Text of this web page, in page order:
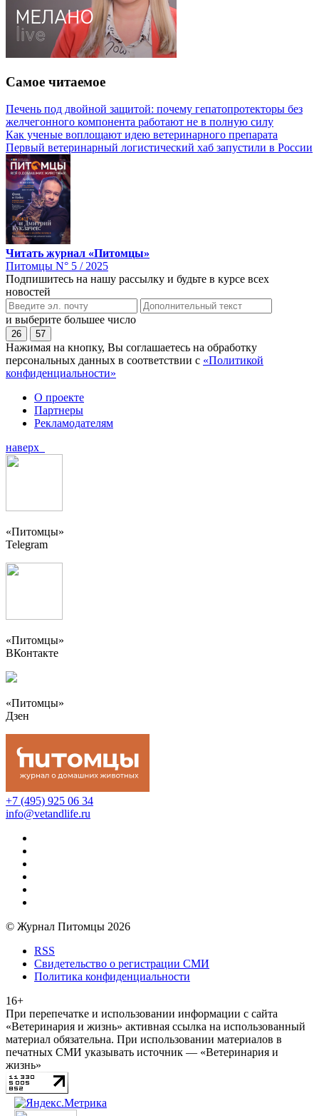
Самое читаемое
Печень под двойной защитой: почему гепатопротекторы без
желчегонного компонента работают не в полную силу
Как ученые воплощают идею ветеринарного препарата
Первый ветеринарный логистический хаб запустили в России
Читать журнал «Питомцы»
Питомцы N° 5 / 2025
Подпишитесь на нашу рассылку и будьте в курсе всех
новостей
и выберите большее число
26 57
Нажимая на кнопку, Вы соглашаетесь на обработку
персональных данных в соответствии с «Политикой
конфиденциальности»
О проекте
Партнеры
Рекламодателям
наверх
«Питомцы»
Telegram
«Питомцы»
ВКонтакте
«Питомцы»
Дзен
+7 (495) 925 06 34
info@vetandlife.ru
© Журнал Питомцы 2026
RSS
Свидетельство о регистрации СМИ
Политика конфиденциальности
16+
При перепечатке и использовании информации с сайта
«Ветеринария и жизнь» активная ссылка на использованный
материал обязательна. При использовании материалов в
печатных СМИ указывать источник — «Ветеринария и
жизнь»